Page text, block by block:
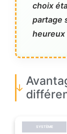
choix
partage
heureux
SYSTÈME